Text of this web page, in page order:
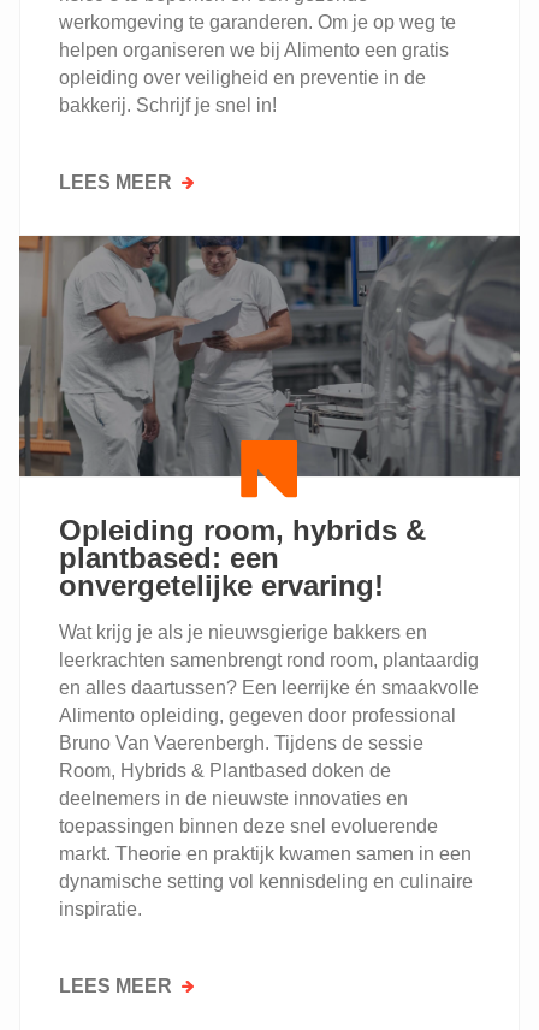
werkomgeving te garanderen. Om je op weg te
helpen organiseren we bij Alimento een gratis
opleiding over veiligheid en preventie in de
bakkerij. Schrijf je snel in!
LEES MEER OVER
VAN
VEILIGHEID
EEN
PRIORITEIT
IN
JOUW
BAKKERIJ.
VOLG
ONZE
Opleiding room, hybrids &
plantbased: een
onvergetelijke ervaring!
Wat krijg je als je nieuwsgierige bakkers en
leerkrachten samenbrengt rond room, plantaardig
en alles daartussen? Een leerrijke én smaakvolle
Alimento opleiding, gegeven door professional
Bruno Van Vaerenbergh. Tijdens de sessie
Room, Hybrids & Plantbased doken de
deelnemers in de nieuwste innovaties en
toepassingen binnen deze snel evoluerende
markt. Theorie en praktijk kwamen samen in een
dynamische setting vol kennisdeling en culinaire
inspiratie.
LEES MEER OVER